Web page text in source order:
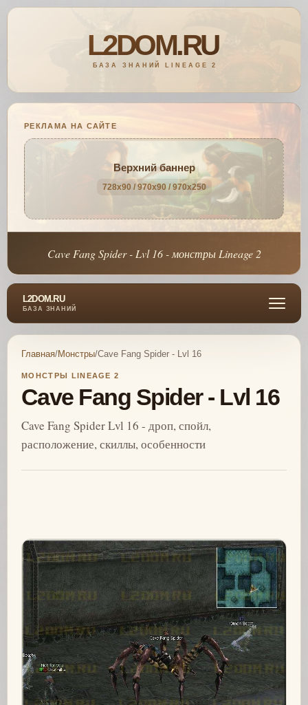
РЕКЛАМА НА САЙТЕ
Верхний баннер
728x90 / 970x90 / 970x250
Cave Fang Spider - Lvl 16 - монстры Lineage 2
L2DOM.RU
БАЗА ЗНАНИЙ
Главная/Монстры/Cave Fang Spider - Lvl 16
МОНСТРЫ LINEAGE 2
Cave Fang Spider - Lvl 16
Cave Fang Spider Lvl 16 - дроп, спойл,
расположение, скиллы, особенности